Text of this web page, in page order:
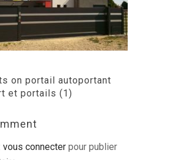
on portail autoportant
et portails (1)
vous connecter pour publier